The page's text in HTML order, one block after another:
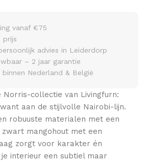
vanaf €75
prijs
advies in Leiderdorp
– 2 jaar garantie
Nederland & België
Norris-collectie van Livingfurn:
aan de stijlvolle Nairobi-lijn.
robuuste materialen met een
mangohout met een
zorgt voor karakter én
je interieur een subtiel maar